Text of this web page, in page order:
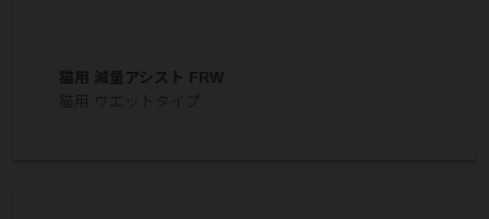
猫用 減量アシスト FRW
猫用 ウエットタイプ